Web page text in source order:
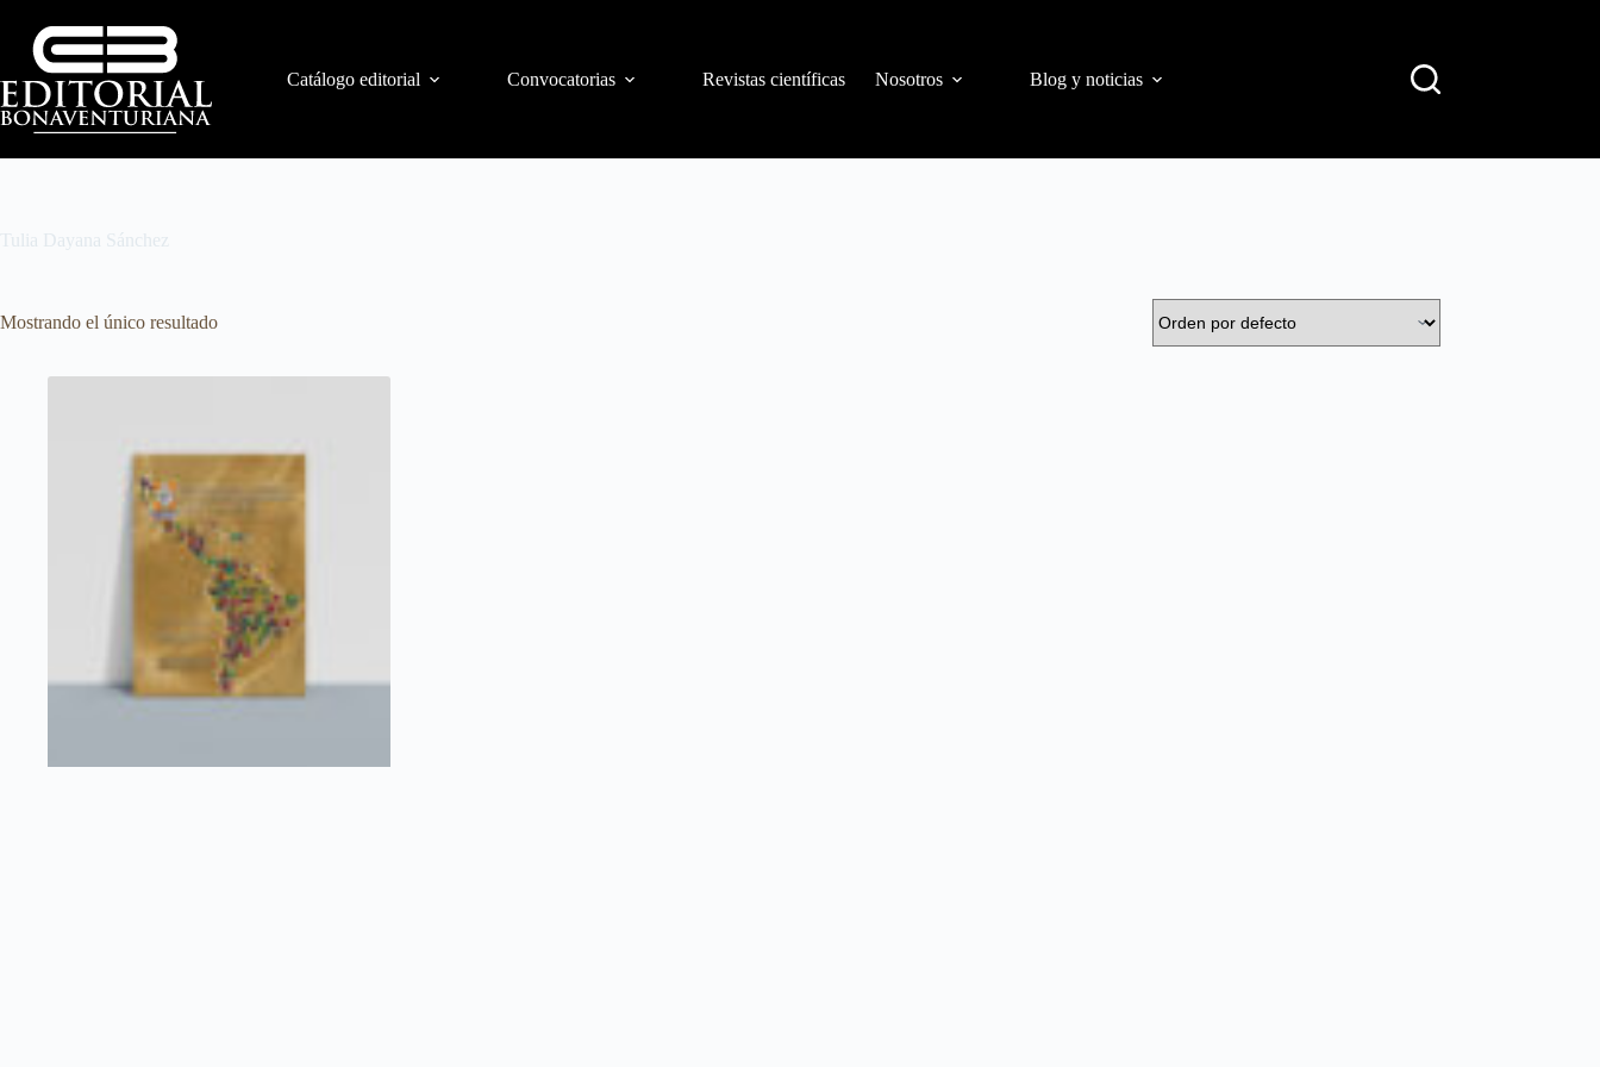
Catálogo editorial Convocatorias Revistas científicas Nosotros Blog y noticias
Tulia Dayana Sánchez
Mostrando el único resultado